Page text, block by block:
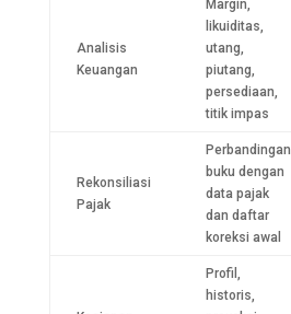
Analisis
Keuangan
Margin,
likuiditas,
utang,
piutang,
persediaan,
titik impas
Rekonsiliasi
Pajak
Perbandingan
buku dengan
data pajak
dan daftar
koreksi awal
Profil,
historis,